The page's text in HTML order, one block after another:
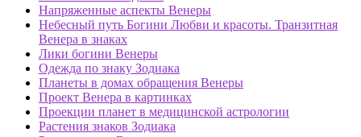
Напряженные аспекты Венеры
Небесный путь Богини Любви и красоты. Транзитная
Венера в знаках
Лики богини Венеры
Одежда по знаку Зодиака
Планеты в домах обращения Венеры
Проект Венера в картинках
Проекции планет в медицинской астрологии
Растения знаков Зодиака